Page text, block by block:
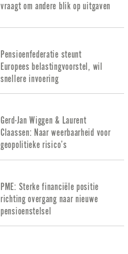
vraagt om andere blik op uitgaven
Pensioenfederatie steunt
Europees belastingvoorstel, wil
snellere invoering
Gerd-Jan Wiggen & Laurent
Claassen: Naar weerbaarheid voor
geopolitieke risico’s
PME: Sterke financiële positie
richting overgang naar nieuwe
pensioenstelsel